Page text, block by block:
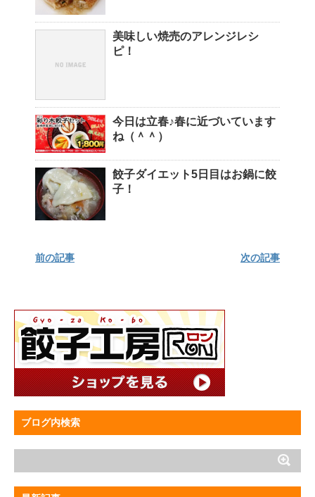
美味しい焼売のアレンジレシ
ピ！
今日は立春♪春に近づいています
ね（＾＾）
餃子ダイエット5日目はお鍋に餃
子！
前の記事 次の記事
ブログ内検索